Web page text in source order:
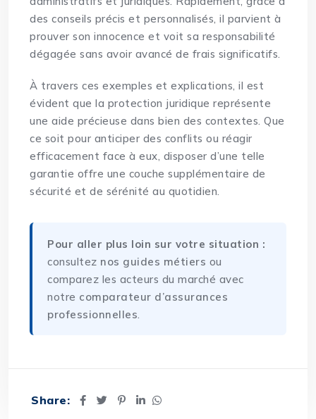
des conseils précis et personnalisés, il parvient à
prouver son innocence et voit sa responsabilité
dégagée sans avoir avancé de frais significatifs.
À travers ces exemples et explications, il est
évident que la protection juridique représente
une aide précieuse dans bien des contextes. Que
ce soit pour anticiper des conflits ou réagir
efficacement face à eux, disposer d’une telle
garantie offre une couche supplémentaire de
sécurité et de sérénité au quotidien.
Pour aller plus loin sur votre situation :
consultez nos guides métiers ou
comparez les acteurs du marché avec
notre comparateur d’assurances
professionnelles.
Share: